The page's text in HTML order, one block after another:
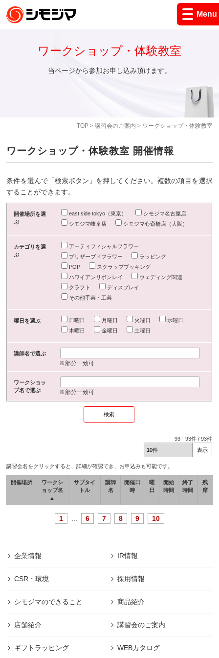
Menu
TOP> 講習会のご案内 > ワークショップ・体験教室
ワークショップ・体験教室
当ページから参加お申し込み頂けます。
ワークショップ・体験教室 開催情報
条件を選んで「検索ボタン」を押してください。複数の項目を選択
することができます。
開催場所を選
ぶ
east side tokyo（東京）
シモジマ名古屋店
シモジマ岐阜店
シモジマ心斎橋店（大阪）
カテゴリを選
ぶ
アーティフィシャルフラワー
プリザーブドフラワー
ラッピング
POP
スクラップブッキング
ハワイアンリボンレイ
ウェディング関連
クラフト
ディスプレイ
その他手芸・工芸
曜日を選ぶ 日曜日 月曜日 火曜日
水曜日
木曜日
金曜日 土曜日
講師名で選ぶ
※部分一致可
ワークショッ
プ名で選ぶ
※部分一致可
93 -93件 /93件
講習会名をクリックすると、詳細が確認でき、お申込みも可能です。
開催場所
ワークシ
ョップ名
▲
サブタイ
トル
講師
名
開催日
時
曜
日
開始
時間
終了
時間
残
席
1 6 7 8 9 10
企業情報 IR情報
CSR・環境 採用情報
シモジマのできること 商品紹介
店舗紹介 講習会のご案内
ギフトラッピング WEBカタログ